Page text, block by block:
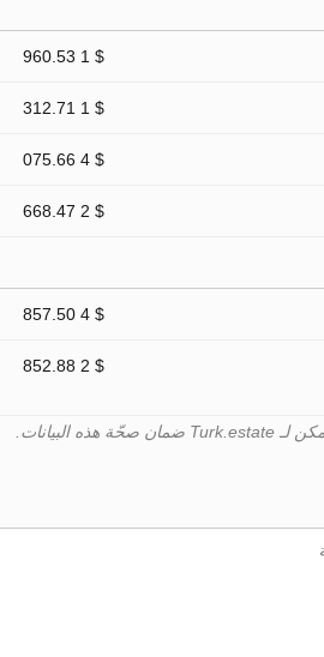
$ 1 960.53
$ 1 312.71
$ 4 075.66
$ 2 668.47
$ 4 857.50
$ 2 852.88